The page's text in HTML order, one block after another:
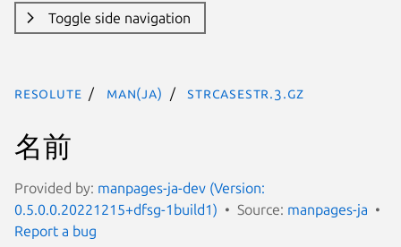
Toggle side navigation
resolute man(ja) strcasestr.3.gz
名前
Provided by: manpages-ja-dev (Version:
0.5.0.0.20221215+dfsg-1build1)
Source: manpages-ja
Report a bug